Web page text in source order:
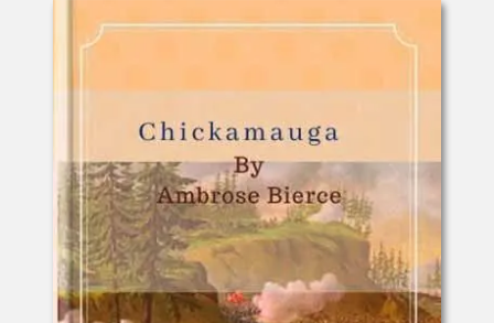
Breadcrumb